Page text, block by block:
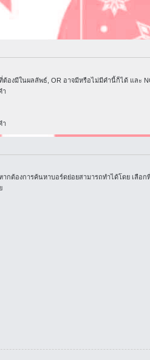
ต้องมีในผลลัพธ์, OR อาจมีหรือไม่มีคำนี้ก็ได้ และ
ำ
ำ
กต้องการค้นหาบอร์ดย่อยสามารถทำได้โดย เลือก